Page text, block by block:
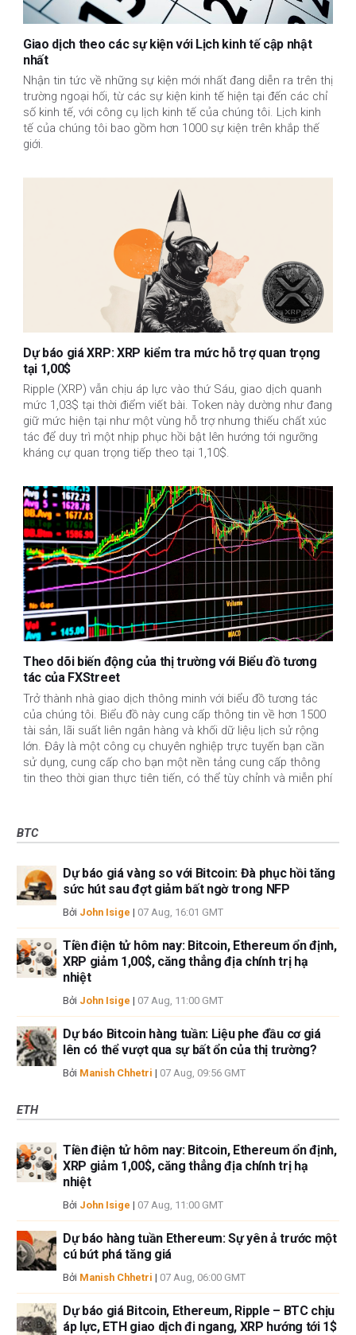
Giao dịch theo các sự kiện với Lịch kinh tế cập nhật
nhất
Nhận tin tức về những sự kiện mới nhất đang diễn ra trên thị
trường ngoại hối, từ các sự kiện kinh tế hiện tại đến các chỉ
số kinh tế, với công cụ lịch kinh tế của chúng tôi. Lịch kinh
tế của chúng tôi bao gồm hơn 1000 sự kiện trên khắp thế
giới.
Dự báo giá XRP: XRP kiểm tra mức hỗ trợ quan trọng
tại 1,00$
Ripple (XRP) vẫn chịu áp lực vào thứ Sáu, giao dịch quanh
mức 1,03$ tại thời điểm viết bài. Token này dường như đang
giữ mức hiện tại như một vùng hỗ trợ nhưng thiếu chất xúc
tác để duy trì một nhịp phục hồi bật lên hướng tới ngưỡng
kháng cự quan trọng tiếp theo tại 1,10$.
Theo dõi biến động của thị trường với Biểu đồ tương
tác của FXStreet
Trở thành nhà giao dịch thông minh với biểu đồ tương tác
của chúng tôi. Biểu đồ này cung cấp thông tin về hơn 1500
tài sản, lãi suất liên ngân hàng và khối dữ liệu lịch sử rộng
lớn. Đây là một công cụ chuyên nghiệp trực tuyến bạn cần
sử dụng, cung cấp cho bạn một nền tảng cung cấp thông
tin theo thời gian thực tiên tiến, có thể tùy chỉnh và miễn phí
BTC
Dự báo giá vàng so với Bitcoin: Đà phục hồi tăng
sức hút sau đợt giảm bất ngờ trong NFP
Bởi John Isige | 07 Aug, 16:01 GMT
Tiền điện tử hôm nay: Bitcoin, Ethereum ổn định,
XRP giảm 1,00$, căng thẳng địa chính trị hạ
nhiệt
Bởi John Isige | 07 Aug, 11:00 GMT
Dự báo Bitcoin hàng tuần: Liệu phe đầu cơ giá
lên có thể vượt qua sự bất ổn của thị trường?
Bởi Manish Chhetri | 07 Aug, 09:56 GMT
ETH
Tiền điện tử hôm nay: Bitcoin, Ethereum ổn định,
XRP giảm 1,00$, căng thẳng địa chính trị hạ
nhiệt
Bởi John Isige | 07 Aug, 11:00 GMT
Dự báo hàng tuần Ethereum: Sự yên ả trước một
cú bứt phá tăng giá
Bởi Manish Chhetri | 07 Aug, 06:00 GMT
Dự báo giá Bitcoin, Ethereum, Ripple – BTC chịu
áp lực, ETH giao dịch đi ngang, XRP hướng tới 1$